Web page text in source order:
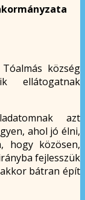
község
ellátogatnak
azt
ahol jó élni,
hogy közösen,
fejlesszük
bátran épít